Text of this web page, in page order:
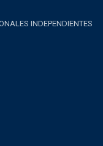
INDEPENDIENTES